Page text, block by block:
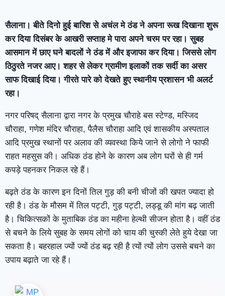
सैलाना। बीते दिनो हुई बारिश सेे अचंल मे ठंड ने अपना रूख दिखाना शुरू
कर दिया दिसंबर के आखरी सप्ताह मे पारा अपने चरम पर रहा। सुबह
आसमान में छाए घने बादलों ने ठंड में और इजाफा कर दिया। जिससे लोग
ठिठुरते नजर आए। शहर से लेकर ग्रामीण इलाकों तक सर्दी का असर
साफ दिखाई दिया। गीरते पारे को देखते हुए स्थानीय प्रशासन भी अलर्ट
रहा।
नगर परिषद् सैलाना द्वारा नगर के प्रमुख चौराहे बस स्टेण्ड, मस्जिद
चौराहा, गणेश मंदिर चौराहा, पैलैस चौराहा आदि एवं शासकीय अस्पताल
आदि प्रमुख स्थानों पर अलाव की व्यवस्था किये जाने से लोगो ने फाफी
राहत महसुस की। अधिक ठंड होने के कारण अब लोग घरों से ही गर्म
कपड़े पहनकर निकल रहे हैं।
बढ़ते ठंड के कारण इन दिनों तिल गुड़ की बनी चीजों की खपत ज्यादा हो
रही है। ठंड के मौसम में तिल पट्टी, गुड़ पट्टी, लड्डू की मांग बढ़ जाती
है। चिकित्सकों के मुताबिक ठंड का महीना हेल्थी सीजन होता है। वहीं ठंड
से बचने के लिये सुबह के समय लोगों को चाय की चुस्की लेते हुये देखा जा
सकता है। बहरहाल ज्यों ज्यों ठंड बढ़ रही है त्यों त्यों लोग उससे बचने का
उपाय बढ़ाते जा रहे हैं।